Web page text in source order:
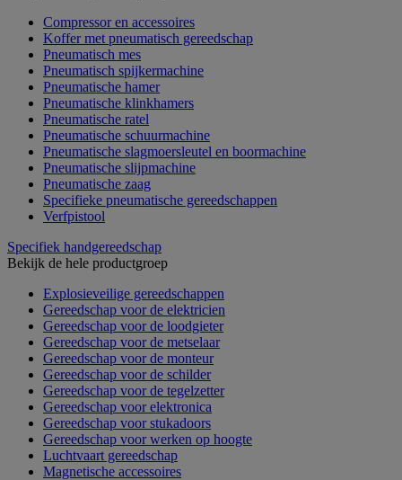
Compressor en accessoires
Koffer met pneumatisch gereedschap
Pneumatisch mes
Pneumatisch spijkermachine
Pneumatische hamer
Pneumatische klinkhamers
Pneumatische ratel
Pneumatische schuurmachine
Pneumatische slagmoersleutel en boormachine
Pneumatische slijpmachine
Pneumatische zaag
Specifieke pneumatische gereedschappen
Verfpistool
Specifiek handgereedschap
Bekijk de hele productgroep
Explosieveilige gereedschappen
Gereedschap voor de elektricien
Gereedschap voor de loodgieter
Gereedschap voor de metselaar
Gereedschap voor de monteur
Gereedschap voor de schilder
Gereedschap voor de tegelzetter
Gereedschap voor elektronica
Gereedschap voor stukadoors
Gereedschap voor werken op hoogte
Luchtvaart gereedschap
Magnetische accessoires